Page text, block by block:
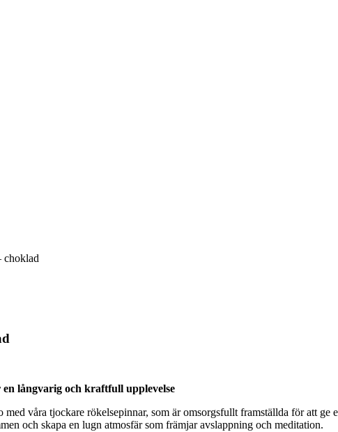
choklad
långvarig och kraftfull upplevelse
våra tjockare rökelsepinnar, som är omsorgsfullt framställda för att
och skapa en lugn atmosfär som främjar avslappning och meditation.